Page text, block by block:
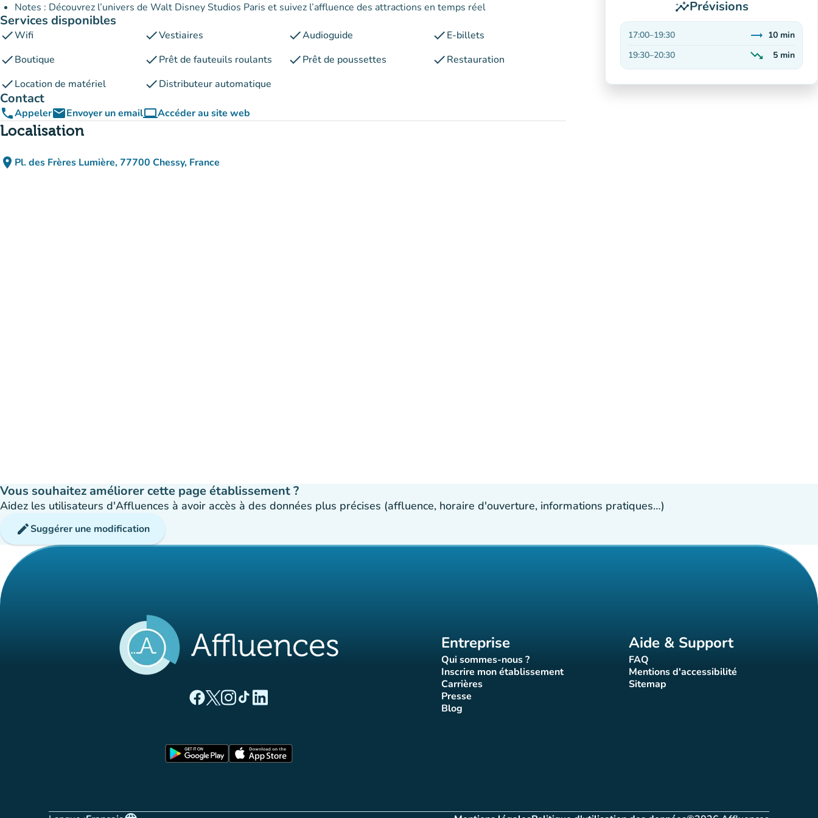
Notes : Découvrez l’univers de Walt Disney Studios Paris et suivez l’affluence des attractions en temps réel
Services disponibles
checkWifi checkVestiaires checkAudioguide checkE-billets
checkBoutique checkPrêt de fauteuils roulants checkPrêt de poussettes checkRestauration
checkLocation de matériel checkDistributeur automatique
Contact
phoneAppeleremailEnvoyer un emailcomputerAccéder au site web
(nouvel onglet)
Localisation
place Pl. des Frères Lumière, 77700 Chessy, France
(ouvrir dans Google Maps)
(nouvel onglet)
insightsPrévisions
17:00–19:30 trending_flat 10 min
19:30–20:30 trending_down
En baisse
5 min
Vous souhaitez améliorer cette page établissement ?
Aidez les utilisateurs d'Affluences à avoir accès à des données plus précises (affluence, horaire d'ouverture, informations pratiques…)
editSuggérer une modification
(nouvel onglet)
(nouvel onglet)
(nouvel onglet)
(nouvel onglet)
(nouvel onglet)
Entreprise
Qui sommes-nous ?
(nouvel onglet)
Inscrire mon établissement
(nouvel onglet)
Carrières(nouvel onglet)
Presse(nouvel onglet)
Blog(nouvel onglet)
Aide & Support
FAQ(nouvel onglet)
Mentions d'accessibilité
(nouvel onglet)
Sitemap(nouvel onglet)